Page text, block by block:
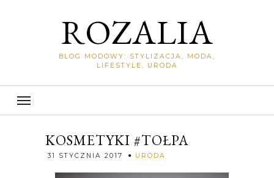
ROZALIA
BLOG MODOWY: STYLIZACJA, MODA,
LIFESTYLE, URODA
KOSMETYKI #TOŁPA
31 STYCZNIA 2017 URODA